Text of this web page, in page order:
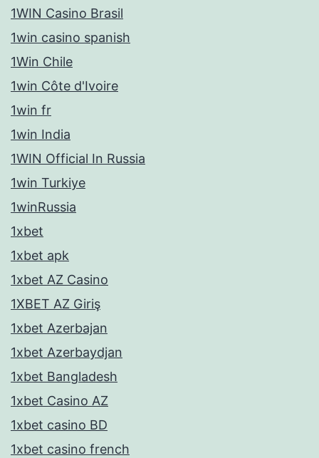
1WIN Casino Brasil
1win casino spanish
1Win Chile
1win Côte d'Ivoire
1win fr
1win India
1WIN Official In Russia
1win Turkiye
1winRussia
1xbet
1xbet apk
1xbet AZ Casino
1XBET AZ Giriş
1xbet Azerbajan
1xbet Azerbaydjan
1xbet Bangladesh
1xbet Casino AZ
1xbet casino BD
1xbet casino french